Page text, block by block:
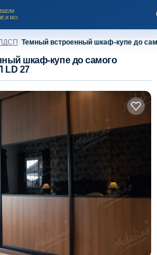
И МО
Темный встроенный шкаф-купе до
шкаф-купе до самого
LD 27